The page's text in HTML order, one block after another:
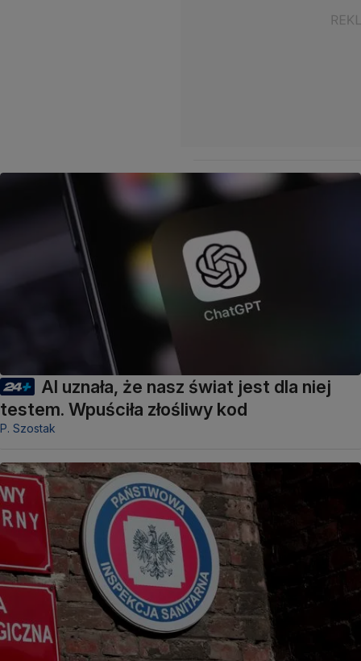
AI uznała, że nasz świat jest dla niej
testem. Wpuściła złośliwy kod
P. Szostak